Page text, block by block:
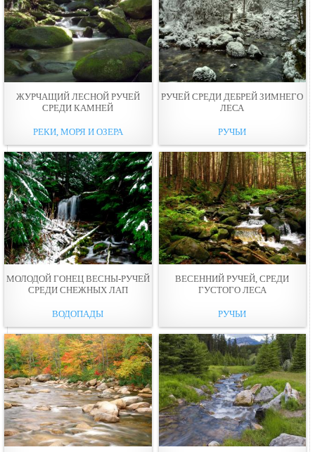
ЖУРЧАЩИЙ ЛЕСНОЙ РУЧЕЙ
СРЕДИ КАМНЕЙ
РЕКИ, МОРЯ И ОЗЕРА
РУЧЕЙ СРЕДИ ДЕБРЕЙ ЗИМНЕГО
ЛЕСА
РУЧЬИ
МОЛОДОЙ ГОНЕЦ ВЕСНЫ-РУЧЕЙ
СРЕДИ СНЕЖНЫХ ЛАП
ВОДОПАДЫ
ВЕСЕННИЙ РУЧЕЙ, СРЕДИ
ГУСТОГО ЛЕСА
РУЧЬИ